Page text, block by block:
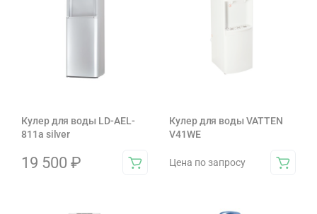
Кулер для воды LD-AEL-
811a silver
19 500 ₽
Кулер для воды VATTEN
V41WE
Цена по запросу